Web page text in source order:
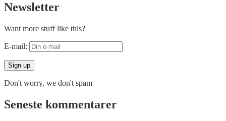
Newsletter
Want more stuff like this?
E-mail:
Don't worry, we don't spam
Seneste kommentarer